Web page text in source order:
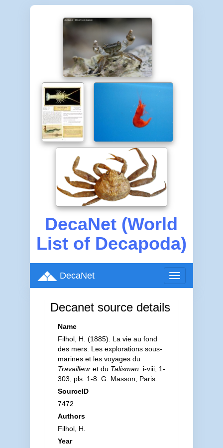
DecaNet (World
List of Decapoda)
Toggle
navigation
DecaNet
Decanet source details
Name
Filhol, H. (1885). La vie au fond
des mers. Les explorations sous-
marines et les voyages du
Travailleuret du Talisman. i-viii, 1-
303, pls. 1-8. G. Masson, Paris.
SourceID
7472
Authors
Filhol, H.
Year